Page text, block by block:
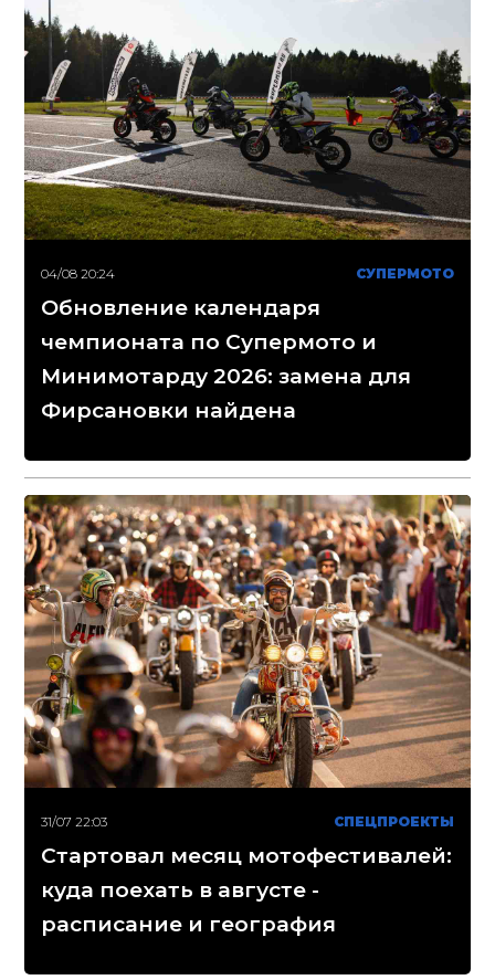
04/08 20:24 СУПЕРМОТО
Обновление календаря
чемпионата по Супермото и
Минимотарду 2026: замена для
Фирсановки найдена
31/07 22:03 СПЕЦПРОЕКТЫ
Стартовал месяц мотофестивалей:
куда поехать в августе -
расписание и география